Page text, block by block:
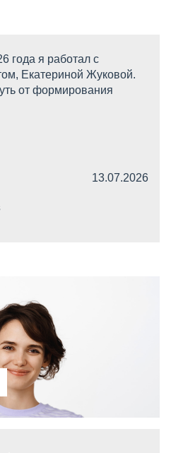
года я работал с
Екатериной Жуковой.
от формирования
13.07.2026